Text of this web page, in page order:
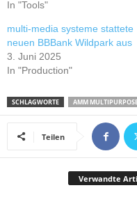
In "Tools"
multi-media systeme stattete
neuen BBBank Wildpark aus
3. Juni 2025
In "Production"
SCHLAGWORTE AMM
Teilen
Verwandte